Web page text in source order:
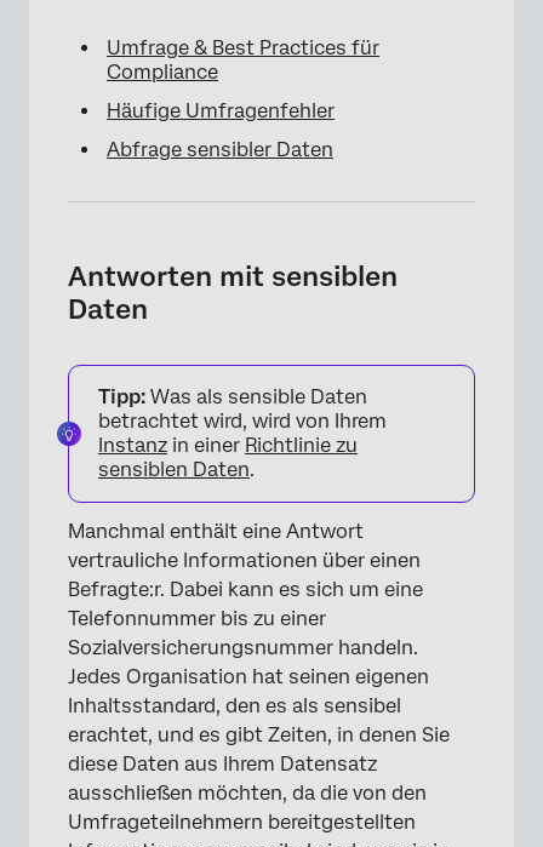
Umfrage & Best Practices für
Compliance
Häufige Umfragenfehler
Abfrage sensibler Daten
Antworten mit sensiblen
Daten
Tipp: Was als sensible Daten
betrachtet wird, wird von Ihrem
Instanz in einer Richtlinie zu
sensiblen Daten.
Manchmal enthält eine Antwort
vertrauliche Informationen über einen
Befragte:r. Dabei kann es sich um eine
Telefonnummer bis zu einer
Sozialversicherungsnummer handeln.
Jedes Organisation hat seinen eigenen
Inhaltsstandard, den es als sensibel
erachtet, und es gibt Zeiten, in denen Sie
diese Daten aus Ihrem Datensatz
ausschließen möchten, da die von den
Umfrageteilnehmern bereitgestellten